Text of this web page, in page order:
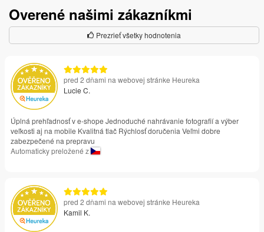
Overené našimi zákazníkmi
Prezrieť všetky hodnotenia
pred 2 dňami na webovej stránke Heureka
Lucie C.
Úplná prehľadnosť v e-shope Jednoduché nahrávanie fotografií a výber
veľkosti aj na mobile Kvalitná tlač Rýchlosť doručenia Veľmi dobre
zabezpečené na prepravu
Automaticky preložené z
pred 2 dňami na webovej stránke Heureka
Kamil K.